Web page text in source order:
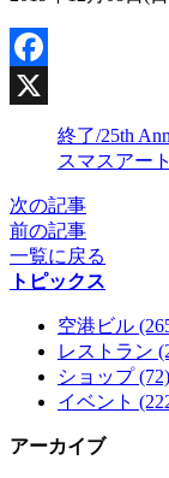
Facebook
終了/25th
スマスアー
次の記事
前の記事
一覧に戻る
トピックス
空港ビル
レストラン
ショップ (72)
イベント
アーカイブ